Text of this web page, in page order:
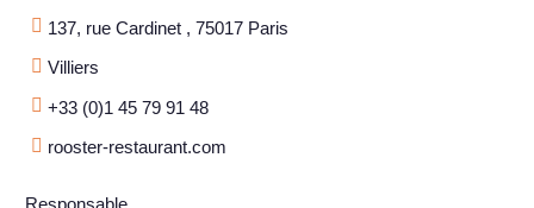
137, rue Cardinet , 75017 Paris
Villiers
+33 (0)1 45 79 91 48
rooster-restaurant.com